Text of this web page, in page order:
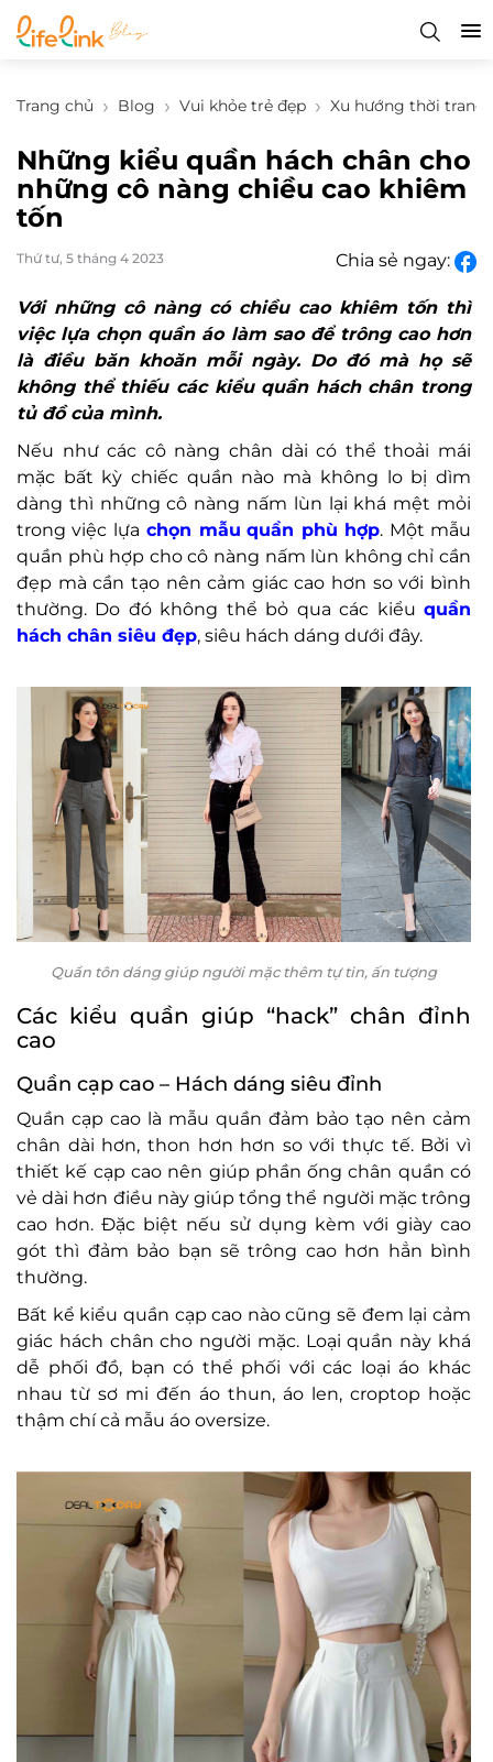
Trang chủ Blog Vui khỏe trẻ đẹp Xu hướng thời trang
Những kiểu quần hách chân cho
những cô nàng chiều cao khiêm
tốn
Thứ tư, 5 tháng 4 2023 Chia sẻ ngay:
Với những cô nàng có chiều cao khiêm tốn thì
việc lựa chọn quần áo làm sao để trông cao hơn
là điều băn khoăn mỗi ngày. Do đó mà họ sẽ
không thể thiếu các kiểu quần hách chân trong
tủ đồ của mình.
Nếu như các cô nàng chân dài có thể thoải mái
mặc bất kỳ chiếc quần nào mà không lo bị dìm
dàng thì những cô nàng nấm lùn lại khá mệt mỏi
trong việc lựa chọn mẫu quần phù hợp. Một mẫu
quần phù hợp cho cô nàng nấm lùn không chỉ cần
đẹp mà cần tạo nên cảm giác cao hơn so với bình
thường. Do đó không thể bỏ qua các kiểu quần
hách chân siêu đẹp, siêu hách dáng dưới đây.
Quần tôn dáng giúp người mặc thêm tự tin, ấn tượng
Các kiểu quần giúp “hack” chân đỉnh
cao
Quần cạp cao – Hách dáng siêu đỉnh
Quần cạp cao là mẫu quần đảm bảo tạo nên cảm
chân dài hơn, thon hơn hơn so với thực tế. Bởi vì
thiết kế cạp cao nên giúp phần ống chân quần có
vẻ dài hơn điều này giúp tổng thể người mặc trông
cao hơn. Đặc biệt nếu sử dụng kèm với giày cao
gót thì đảm bảo bạn sẽ trông cao hơn hẳn bình
thường.
Bất kể kiểu quần cạp cao nào cũng sẽ đem lại cảm
giác hách chân cho người mặc. Loại quần này khá
dễ phối đồ, bạn có thể phối với các loại áo khác
nhau từ sơ mi đến áo thun, áo len, croptop hoặc
thậm chí cả mẫu áo oversize.